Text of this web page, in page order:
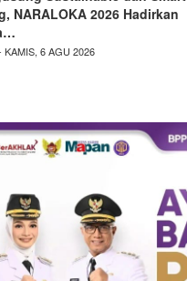
NARALOKA 2026 Hadirkan
KAMIS, 6 AGU 2026